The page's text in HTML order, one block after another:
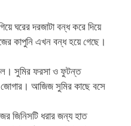
ঘরের দরজাটা বন্ধ করে দিয়ে
কাপুনি এখন বন্ধ হয়ে গেছে।
সুমির ফরসা ও ফুটন্ত
জোগার। আজিজ সুমির কাছে বসে
জিনিসটি ধরার জন্য হাত